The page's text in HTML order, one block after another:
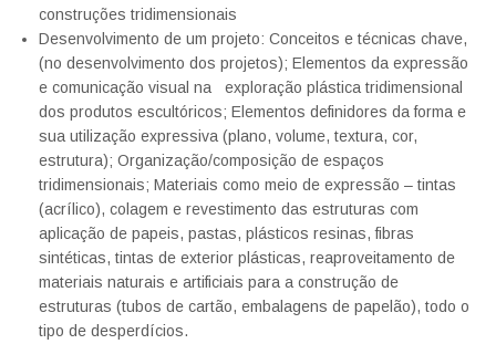
construções tridimensionais
Desenvolvimento de um projeto: Conceitos e técnicas chave,
(no desenvolvimento dos projetos); Elementos da expressão
e comunicação visual na exploração plástica tridimensional
dos produtos escultóricos; Elementos definidores da forma e
sua utilização expressiva (plano, volume, textura, cor,
estrutura); Organização/composição de espaços
tridimensionais; Materiais como meio de expressão – tintas
(acrílico), colagem e revestimento das estruturas com
aplicação de papeis, pastas, plásticos resinas, fibras
sintéticas, tintas de exterior plásticas, reaproveitamento de
materiais naturais e artificiais para a construção de
estruturas (tubos de cartão, embalagens de papelão), todo o
tipo de desperdícios.